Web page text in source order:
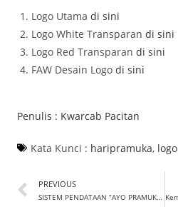
Logo Utama di sini
Logo White Transparan di sini
Logo Red Transparan di sini
FAW Desain Logo di sini
Penulis : Kwarcab Pacitan
Kata Kunci : haripramuka, logo
PREVIOUS
SISTEM PENDATAAN “AYO PRAMUKA” MILIK KWARNAS MULAI MASUK KE KWARDA JATIM, BAGAIMANA DENGAN SIPA?